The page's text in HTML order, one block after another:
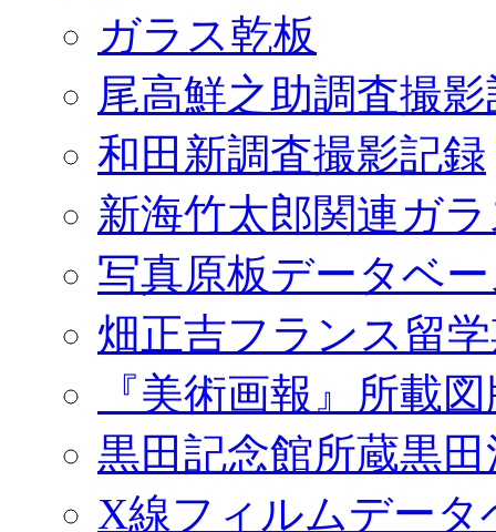
ガラス乾板
尾高鮮之助調査撮
和田新調査撮影記録
新海竹太郎関連ガ
写真原板データベ
畑正吉フランス留
『美術画報』所載
黒田記念館所蔵黒
X線フィルムデータ